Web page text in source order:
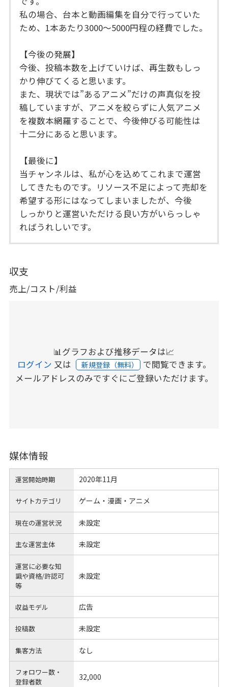
私の場合、台本と動画編集を自分で行っていた
ため、1本あたり3000～5000円程の経費でした。
【今後の発展】
今後、投稿本数を上げていけば、再生数もしっ
かり伸びてくると思います。
また、現状では”あるアニメ”だけの声真似を投
稿していますが、アニメを絞らずに人気アニメ
を複数本網羅することで、今後伸びる可能性は
十二分にあると思います。
【最後に】
当チャンネルは、私が心を込めてこれまで運営
してきたものです。リソース不足によって売却を
希望する形にはなってしまいましたが、今後
しっかりと運営いただける良い方がいらっしゃ
ればうれしいです。
収支
売上/コスト/利益
📊グラフおよび推移データは📈
ログイン 又は 新規登録（無料） で閲覧できます。
メールアドレスのみですぐにご登録いただけます。
媒体情報
運営開始時期 2020年11月
サイトカテゴリ ゲーム・漫画・アニメ
現在の運営状況 未設定
主な運営主体 未設定
運営に必要な知
識や資格/許認可
等
未設定
収益モデル 広告
投稿数 未設定
集客方法 なし
フォロワー数・
登録者数
32,000